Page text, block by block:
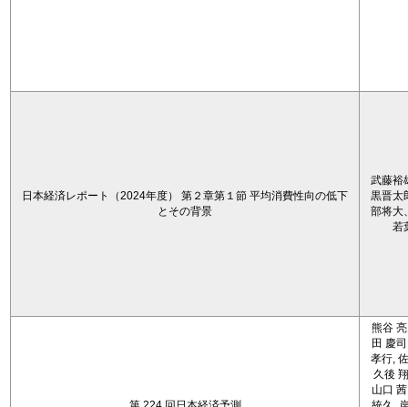
日本経済レポート（2024年度） 第２章第１節 平均消費性向の低下
とその背景
武藤裕
黒晋太
部将大
若
熊谷
田 慶
孝行,
久後
山口